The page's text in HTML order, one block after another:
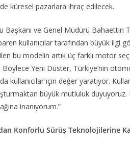
küresel pazarlara ihraç edilecek.
Başkanı ve Genel Müdürü Bahaettin
kullanıcılar tarafından büyük ilgi
bu modelin artık üç farklı motor
Böylece Yeni Duster, Türkiye’nin
kullanıcılar için değer yaratıyor.
büyük mutluluk duyuyoruz.
inanıyorum.”
Konforlu Sürüş Teknolojilerine